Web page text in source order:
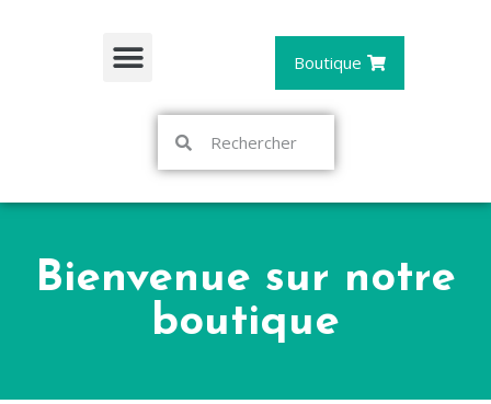
Boutique
Bienvenue sur notre
boutique